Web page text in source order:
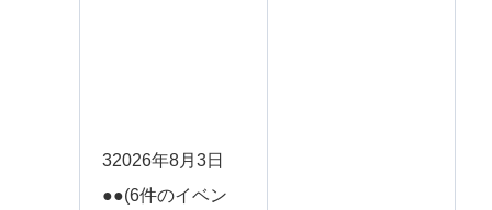
32026年8月3日
●●(6件のイベン